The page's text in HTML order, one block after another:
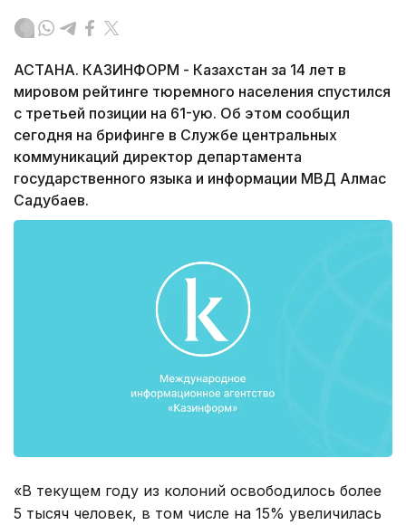
АСТАНА. КАЗИНФОРМ - Казахстан за 14 лет в
мировом рейтинге тюремного населения спустился
с третьей позиции на 61-ую. Об этом сообщил
сегодня на брифинге в Службе центральных
коммуникаций директор департамента
государственного языка и информации МВД Алмас
Садубаев.
«В текущем году из колоний освободилось более
5 тысяч человек, в том числе на 15% увеличилась